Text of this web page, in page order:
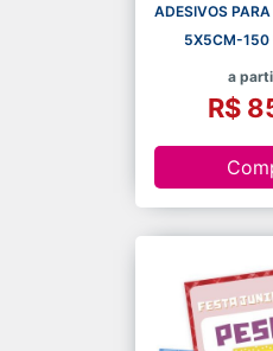
ADESIVOS
5X5CM-150
a
R$